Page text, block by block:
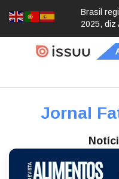
Brasil
2025, diz
Jornal